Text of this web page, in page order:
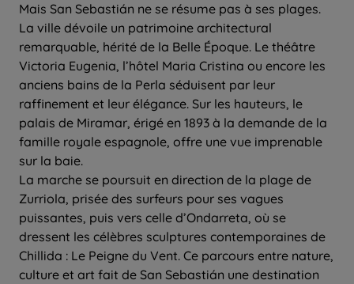
Mais San Sebastián ne se résume pas à ses plages.
La ville dévoile un patrimoine architectural
remarquable, hérité de la Belle Époque. Le théâtre
Victoria Eugenia, l’hôtel Maria Cristina ou encore les
anciens bains de la Perla séduisent par leur
raffinement et leur élégance. Sur les hauteurs, le
palais de Miramar, érigé en 1893 à la demande de la
famille royale espagnole, offre une vue imprenable
sur la baie.
La marche se poursuit en direction de la plage de
Zurriola, prisée des surfeurs pour ses vagues
puissantes, puis vers celle d’Ondarreta, où se
dressent les célèbres sculptures contemporaines de
Chillida : Le Peigne du Vent. Ce parcours entre nature,
culture et art fait de San Sebastián une destination